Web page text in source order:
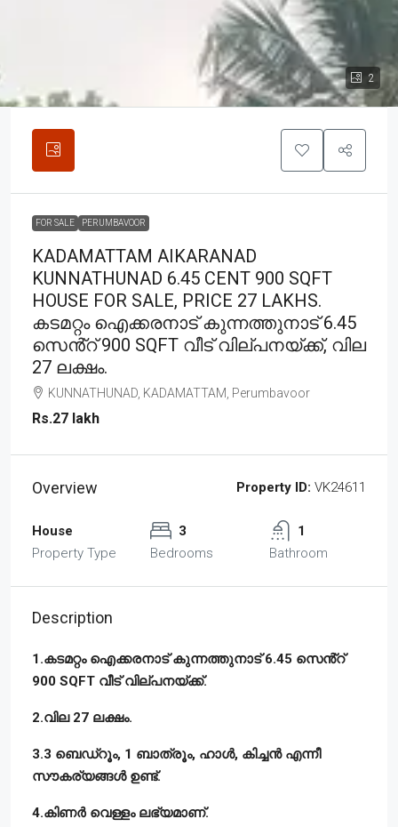
2
FOR SALE PERUMBAVOOR
KADAMATTAM AIKARANAD
KUNNATHUNAD 6.45 CENT 900 SQFT
HOUSE FOR SALE, PRICE 27 LAKHS.
കടമറ്റം ഐക്കരനാട് കുന്നത്തുനാട് 6.45
സെൻ്റ് 900 SQFT വീട് വില്പനയ്ക്ക്, വില
27 ലക്ഷം.
KUNNATHUNAD, KADAMATTAM, Perumbavoor
Rs.27 lakh
Overview Property ID: VK24611
House
Property Type
3
Bedrooms
1
Bathroom
Description
1.കടമറ്റം ഐക്കരനാട് കുന്നത്തുനാട് 6.45 സെൻ്റ്
900 SQFT വീട് വില്പനയ്ക്ക്.
2.വില 27 ലക്ഷം.
3.3 ബെഡ്‌റൂം, 1 ബാത്രൂം, ഹാൾ, കിച്ചൻ എന്നീ
സൗകര്യങ്ങൾ ഉണ്ട്‌.
4.കിണർ വെള്ളം ലഭ്യമാണ്.